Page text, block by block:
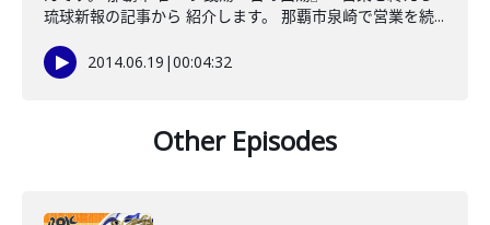
琉球新報の記事から 紹介します。 那覇市泉崎で営業を続...
2014.06.19 |00:04:32
Other Episodes